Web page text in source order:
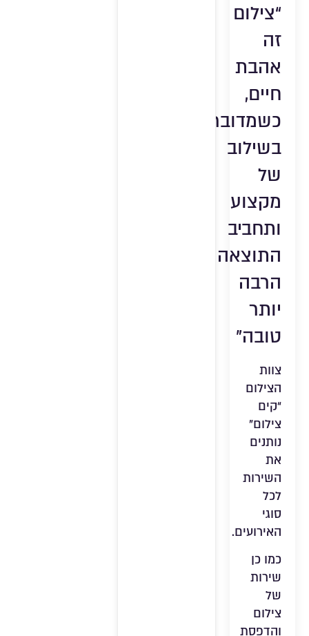
“צילום
זה
אהבת
חיים,
כשמדובר
בשילוב
של
מקצוע
ותחביב
התוצאה
הרבה
יותר
טובה”
צוות
הצילום
“קים
צילום”
נותנים
את
השירות
לכל
סוגי
האירועים.
כמו כן
שירות
של
צילום
והדפסת